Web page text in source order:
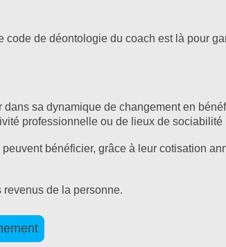
code de déontologie du coach est là pour
sa dynamique de changement en
professionnelle ou de lieux de
bénéficier, grâce à leur cotisation
de la personne.